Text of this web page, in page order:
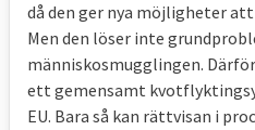
då den ger nya möjligheter
Men den löser inte
människosmugglingen.
ett gemensamt
EU. Bara så kan rättvisan i